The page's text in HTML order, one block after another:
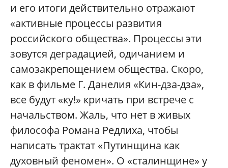
и его итоги действительно отражают
«активные процессы развития
российского общества». Процессы эти
зовутся деградацией, одичанием и
самозакрепощением общества. Скоро,
как в фильме Г. Данелия «Кин-дза-дза»,
все будут «ку!» кричать при встрече с
начальством. Жаль, что нет в живых
философа Романа Редлиха, чтобы
написать трактат «Путинщина как
духовный феномен». О «сталинщине» у